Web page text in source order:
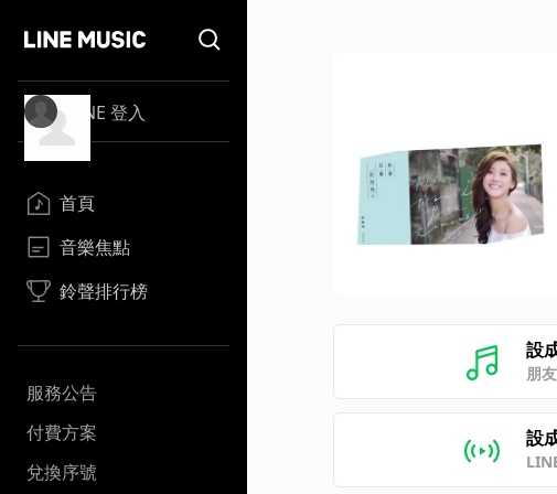
LINE 登入
首頁
音樂焦點
鈴聲排行榜
服務公告
付費方案
兌換序號
設
朋
設